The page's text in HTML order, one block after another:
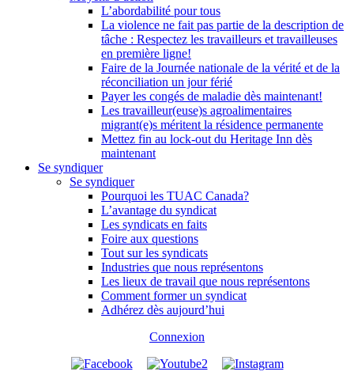
L’abordabilité pour tous
La violence ne fait pas partie de la description de
tâche : Respectez les travailleurs et travailleuses
en première ligne!
Faire de la Journée nationale de la vérité et de la
réconciliation un jour férié
Payer les congés de maladie dès maintenant!
Les travailleur(euse)s agroalimentaires
migrant(e)s méritent la résidence permanente
Mettez fin au lock-out du Heritage Inn dès
maintenant
Se syndiquer
Se syndiquer
Pourquoi les TUAC Canada?
L’avantage du syndicat
Les syndicats en faits
Foire aux questions
Tout sur les syndicats
Industries que nous représentons
Les lieux de travail que nous représentons
Comment former un syndicat
Adhérez dès aujourd’hui
Connexion